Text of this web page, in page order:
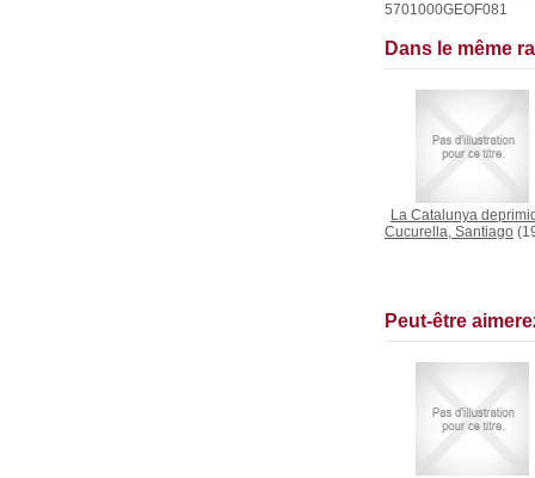
5701000GEOF081
Dans le même
La Catalunya
Cucurella, Santiago
Peut-être